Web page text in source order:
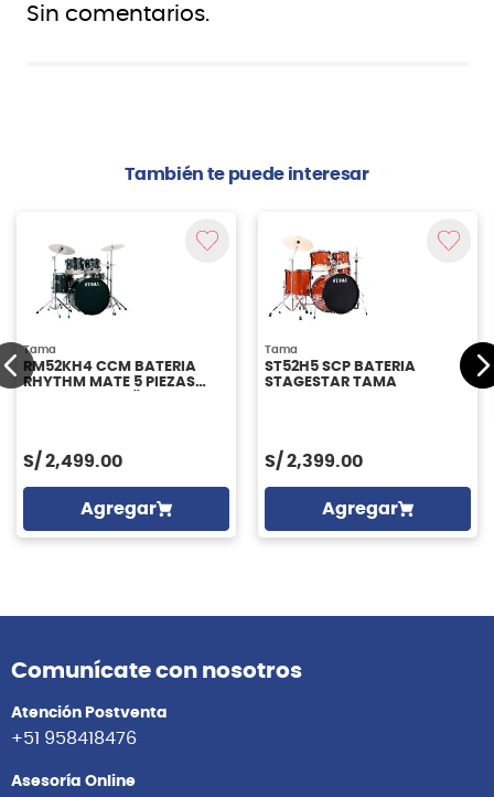
Sin comentarios.
También te puede interesar
Tama
RM52KH4 CCM BATERIA
RHYTHM MATE 5 PIEZAS
S/ 2,499.00
Agregar
Tama
ST52H5 SCP BATERIA
STAGESTAR TAMA
S/ 2,399.00
Agregar
Comunícate con nosotros
Atención Postventa
+51 958418476
Asesoría Online